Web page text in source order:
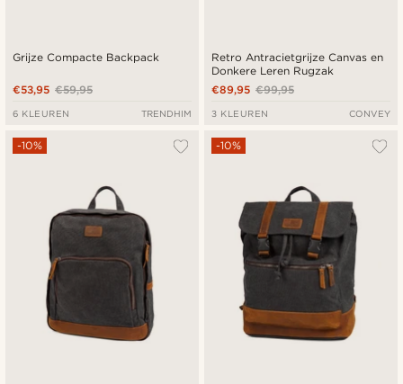
Grijze Compacte Backpack
€59,95
€53,95
6 KLEUREN TRENDHIM
Retro Antracietgrijze Canvas en
Donkere Leren Rugzak
€99,95
€89,95
3 KLEUREN CONVEY
-10% -10%